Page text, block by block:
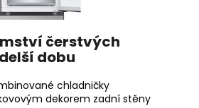
čerstvých
dobu
chladničky
kovovým dekorem zadní stěny